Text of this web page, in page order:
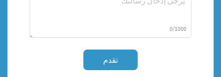
0/1000
تقدم